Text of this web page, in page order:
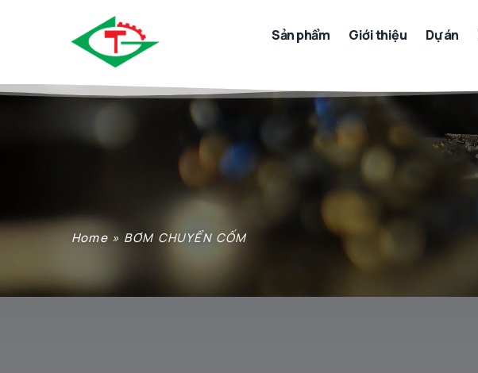
Sản phẩm Giới thiệu Dự án
Home » BƠM CHUYỂN CỐM